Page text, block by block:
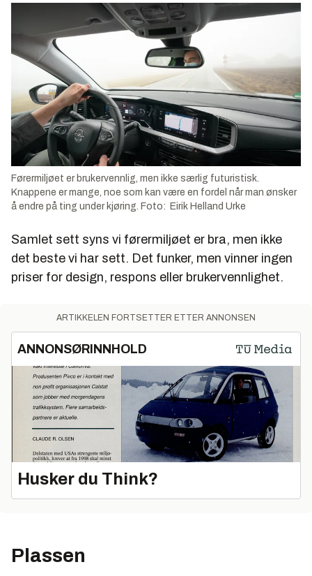
Førermiljøet er brukervennlig, men ikke særlig futuristisk.
Knappene er mange, noe som kan være en fordel når man ønsker
å endre på ting under kjøring. Foto: Eirik Helland Urke
Samlet sett syns vi førermiljøet er bra, men ikke
det beste vi har sett. Det funker, men vinner ingen
priser for design, respons eller brukervennlighet.
ARTIKKELEN FORTSETTER ETTER ANNONSEN
ANNONSØRINNHOLD
Husker du Think?
Plassen